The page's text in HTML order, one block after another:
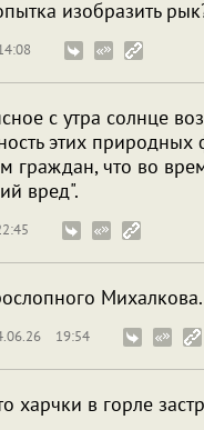
изобразить
с утра солнце
этих природных
граждан, что во
вред".
Михалкова.
19:54
харчки в горле